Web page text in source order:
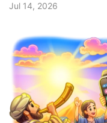
Jul 14, 2026